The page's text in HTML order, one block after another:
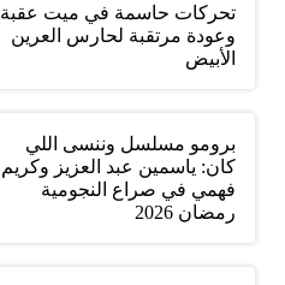
تحركات حاسمة في ميت عقبة
وعودة مرتقبة لحارس العرين
الأبيض
برومو مسلسل وننسى اللي
كان: ياسمين عبد العزيز وكريم
فهمي في صراع النجومية
رمضان 2026